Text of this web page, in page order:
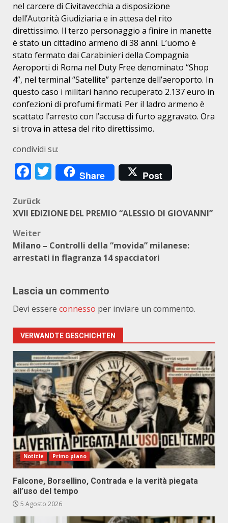
nel carcere di Civitavecchia a disposizione
dell’Autorità Giudiziaria e in attesa del rito
direttissimo. Il terzo personaggio a finire in manette
è stato un cittadino armeno di 38 anni. L’uomo è
stato fermato dai Carabinieri della Compagnia
Aeroporti di Roma nel Duty Free denominato “Shop
4”, nel terminal “Satellite” partenze dell’aeroporto. In
questo caso i militari hanno recuperato 2.137 euro in
confezioni di profumi firmati. Per il ladro armeno è
scattato l’arresto con l’accusa di furto aggravato. Ora
si trova in attesa del rito direttissimo.
condividi su:
Facebook
Twitter
Share Post
Beitragsnavigation
Zurück
XVII EDIZIONE DEL PREMIO “ALESSIO DI GIOVANNI”
Weiter
Milano – Controlli della “movida” milanese:
arrestati in flagranza 14 spacciatori
Lascia un commento
Devi essere connesso per inviare un commento.
VERWANDTE GESCHICHTEN
Notizie Primo piano
Falcone, Borsellino, Contrada e la verità piegata
all’uso del tempo
5 Agosto 2026